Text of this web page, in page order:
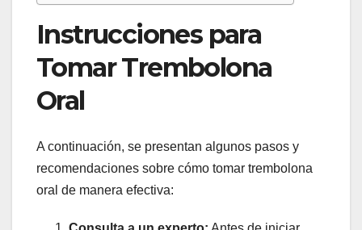
Instrucciones para
Tomar Trembolona
Oral
A continuación, se presentan algunos pasos y
recomendaciones sobre cómo tomar trembolona
oral de manera efectiva: